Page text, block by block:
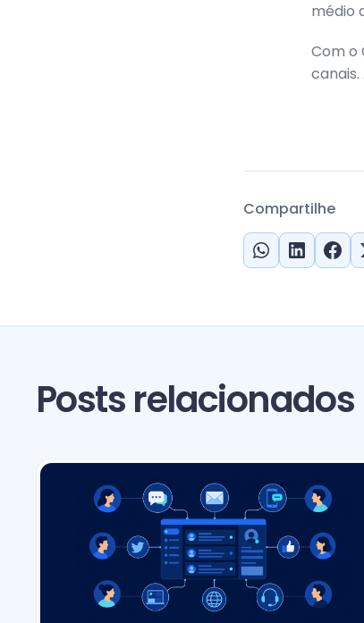
médio
Com o
Compartilhe
Posts relacionados